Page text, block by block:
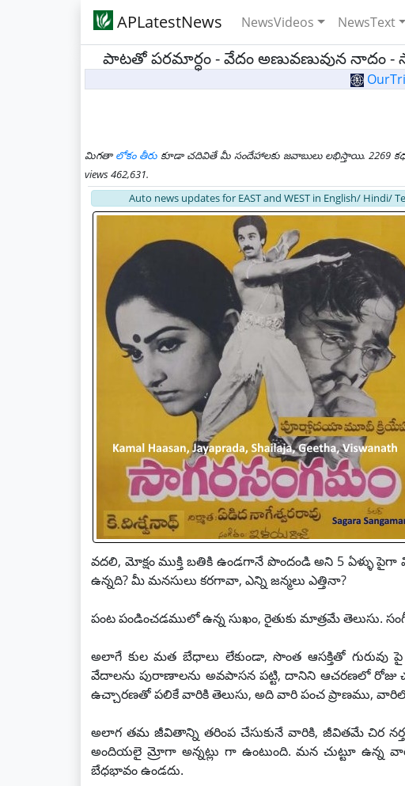
APLatestNews NewsVideos NewsText
పాటతో పరమార్ధం - వేదం అణువణువున నాదం -
మిగతా లోకం తీరుకూడా చదివితే మీ సందేహాలకు జవాబులు లభిస్తాయి. 2269
views 462,631.
Auto news updates for EAST and WEST in English/ Hindi/
వదలి, మోక్షం ముక్తి బతికి ఉండగానే పొందండి అని 5 ఏళ్ళు
ఉన్నది? మీ మనసులు కరగావా, ఎన్ని జన్మలు ఎత్తినా?
పంట పండించడములో ఉన్న సుఖం, రైతుకు మాత్రమే తెలుసు.
అలాగే కుల మత బేధాలు లేకుండా, సొంత ఆసక్తితో గురువు
వేదాలను పురాణాలను అవపాసన పట్టి, దానిని ఆచరణలో రోజు
ఉచ్చారణతో పలికే వారికి తెలుసు, అది వారి పంచ ప్రాణము,
అలాగ తమ జీవితాన్ని తరింప చేసుకునే వారికి, జీవితమే చిర
అందియలై మ్రోగా అన్నట్లు గా ఉంటుంది. మన చుట్టూ ఉన్న
బేధభావం ఉండదు.